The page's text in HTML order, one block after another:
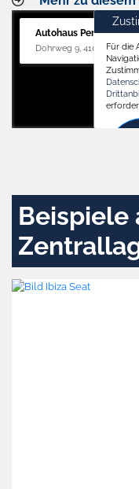
Autohaus Penders
Dohrweg 9, 41066Für die
Beispiele